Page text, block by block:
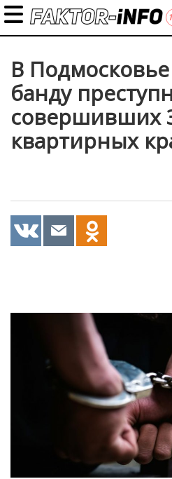
В
банду
совершивших
квартирных